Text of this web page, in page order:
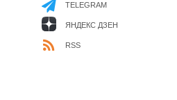
TELEGRAM
ЯНДЕКС ДЗЕН
RSS